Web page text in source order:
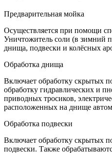
Предварительная мойка
Осуществляется при помощи
Уничтожитель соли (в зимний
днища, подвески и колёсных
Обработка днища
Включает обработку скрытых
обработку гидравлических и
приводных тросиков,
расположенных на днище
Обработка подвески
Включает обработку скрытых
подвески. Также